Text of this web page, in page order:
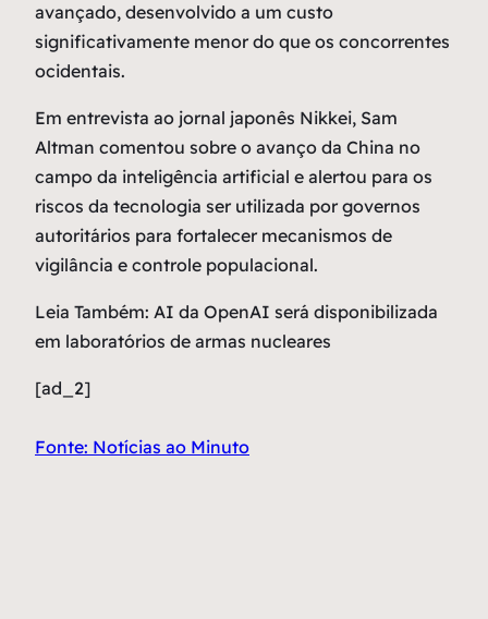
avançado, desenvolvido a um custo
significativamente menor do que os concorrentes
ocidentais.
Em entrevista ao jornal japonês Nikkei, Sam
Altman comentou sobre o avanço da China no
campo da inteligência artificial e alertou para os
riscos da tecnologia ser utilizada por governos
autoritários para fortalecer mecanismos de
vigilância e controle populacional.
Leia Também: AI da OpenAI será disponibilizada
em laboratórios de armas nucleares
[ad_2]
Fonte: Notícias ao Minuto